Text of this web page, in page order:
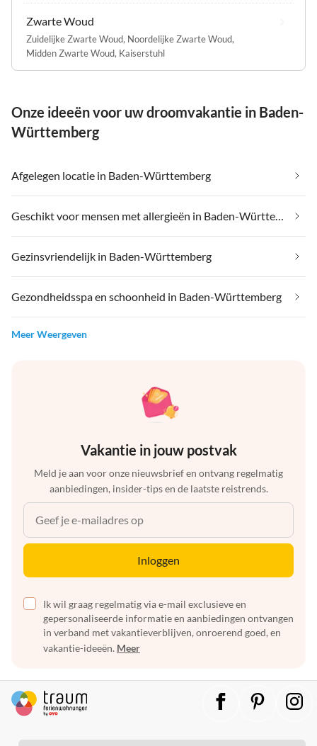
Zwarte Woud
Zuidelijke Zwarte Woud, Noordelijke Zwarte Woud,
Midden Zwarte Woud, Kaiserstuhl
Onze ideeën voor uw droomvakantie in Baden-
Württemberg
Afgelegen locatie in Baden-Württemberg
Geschikt voor mensen met allergieën in Baden-Württemberg
Gezinsvriendelijk in Baden-Württemberg
Gezondheidsspa en schoonheid in Baden-Württemberg
Meer Weergeven
Vakantie in jouw postvak
Meld je aan voor onze nieuwsbrief en ontvang regelmatig
aanbiedingen, insider-tips en de laatste reistrends.
Inloggen
Ik wil graag regelmatig via e-mail exclusieve en
gepersonaliseerde informatie en aanbiedingen ontvangen
in verband met vakantieverblijven, onroerend goed, en
vakantie-ideeën. Meer